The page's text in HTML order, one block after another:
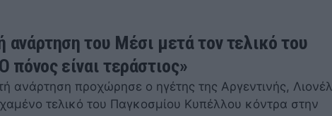
ανάρτηση του Μέσι μετά τον τελικό του
πόνος είναι τεράστιος»
ανάρτηση προχώρησε ο ηγέτης της Αργεντινής, Λιονέλ
τελικό του Παγκοσμίου Κυπέλλου κόντρα στην